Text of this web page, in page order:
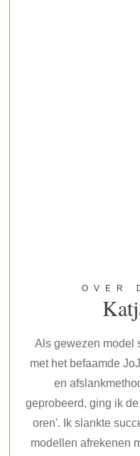
OVER
Als gewezen model
met het befaamde
en
geprobeerd, ging ik
oren'. Ik slankte
modellen afrekenen